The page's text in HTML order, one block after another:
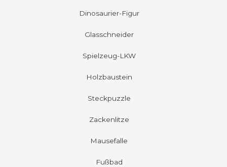
Dinosaurier-Figur
Glasschneider
Spielzeug-LKW
Holzbaustein
Steckpuzzle
Zackenlitze
Mausefalle
Fußbad